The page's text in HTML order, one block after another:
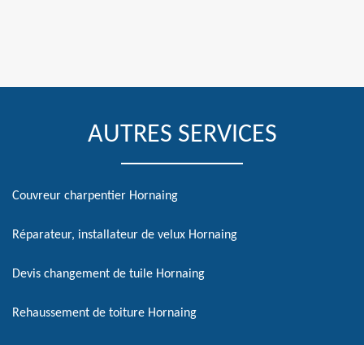
AUTRES SERVICES
Couvreur charpentier Hornaing
Réparateur, installateur de velux Hornaing
Devis changement de tuile Hornaing
Rehaussement de toiture Hornaing